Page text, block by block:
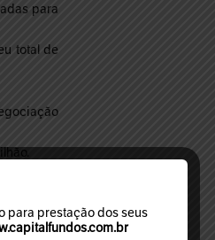
para
total de
US$ 154
para prestação dos seus